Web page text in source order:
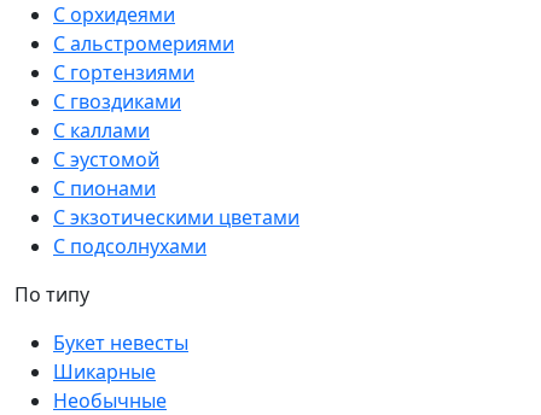
С орхидеями
С альстромериями
С гортензиями
С гвоздиками
С каллами
С эустомой
С пионами
С экзотическими цветами
С подсолнухами
По типу
Букет невесты
Шикарные
Необычные